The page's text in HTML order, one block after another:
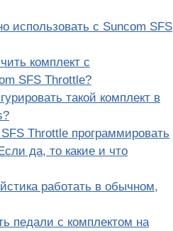
использовать с Suncom SFS
комплект с
SFS Throttle?
такой комплект в
Throttle программировать
да, то какие и что
работать в обычном,
педали с комплектом на